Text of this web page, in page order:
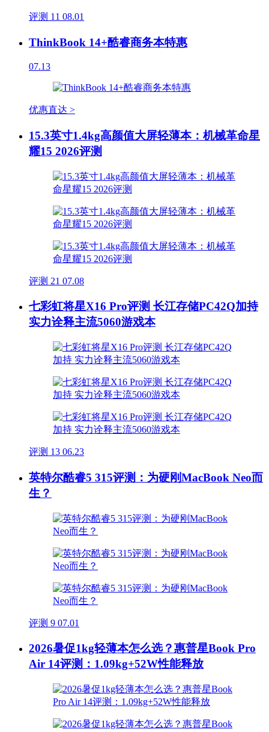
评测 11 08.01
ThinkBook 14+酷睿商务本特惠
07.13
优惠直达 >
15.3英寸1.4kg高颜值大屏轻薄本：机械革命星
耀15 2026评测
评测 21 07.08
七彩虹将星X16 Pro评测 长江存储PC42Q加持
实力诠释主流5060游戏本
评测 13 06.23
英特尔酷睿5 315评测：为硬刚MacBook Neo而
生？
评测 9 07.01
2026暑促1kg轻薄本怎么选？惠普星Book Pro
Air 14评测：1.09kg+52W性能释放